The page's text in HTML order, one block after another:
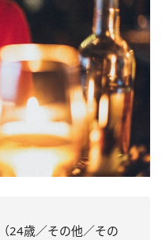
24歳／その他／その